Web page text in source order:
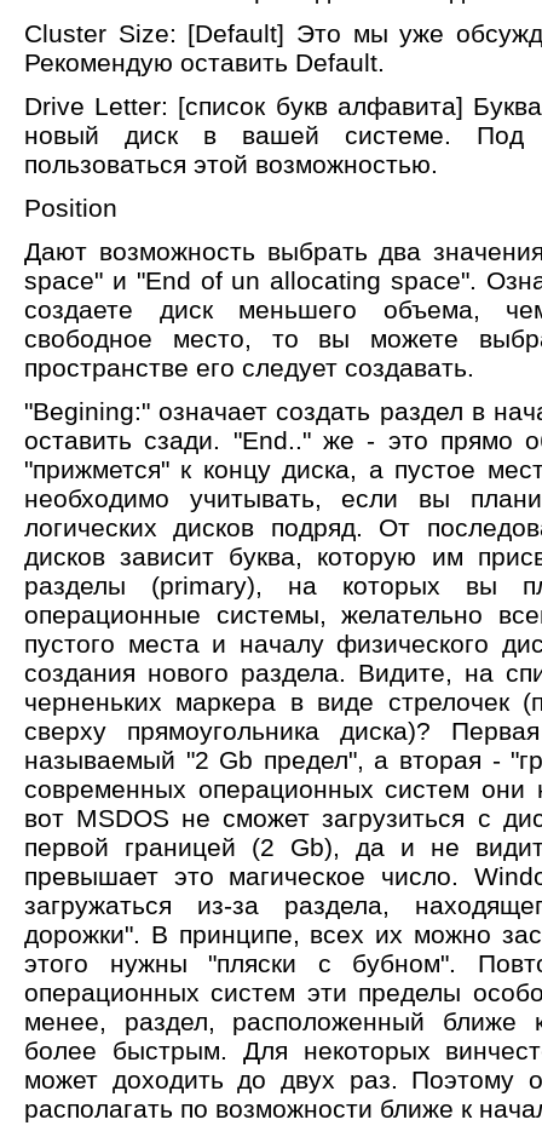
Cluster Size: [Default] Это мы уже
Рекомендую оставить Default.
Drive Letter: [список букв алфавита]
новый диск в вашей системе.
пользоваться этой возможностью.
Position
Дают возможность выбрать два
space" и "End of un allocating space".
создаете диск меньшего объема,
свободное место, то вы можете
пространстве его следует создавать.
"Begining:" означает создать раздел в
оставить сзади. "End.." же - это прямо
"прижмется" к концу диска, а пустое
необходимо учитывать, если вы
логических дисков подряд. От
дисков зависит буква, которую им
разделы (primary), на которых вы
операционные системы, желательно
пустого места и началу физического
создания нового раздела. Видите, на
черненьких маркера в виде стрелочек
сверху прямоугольника диска)?
называемый "2 Gb предел", а вторая -
современных операционных систем
вот MSDOS не сможет загрузиться с
первой границей (2 Gb), да и не
превышает это магическое число.
загружаться из-за раздела,
дорожки". В принципе, всех их можно
этого нужны "пляски с бубном".
операционных систем эти пределы
менее, раздел, расположенный ближе
более быстрым. Для некоторых
может доходить до двух раз. Поэтому
располагать по возможности ближе к